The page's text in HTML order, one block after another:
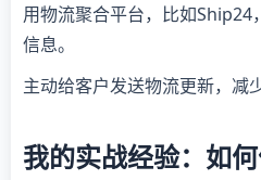
用物流聚合平台，比如
信息。
主动给客户发送物流更新，减
我的实战经验：如